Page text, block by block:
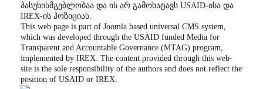
პასუხისმგებლობაა და ის არ გამოხატავს USAID-ისა და
IREX-ის პოზიციას.
This web page is part of Joomla based universal CMS system,
which was developed through the USAID funded Media for
Transparent and Accountable Governance (MTAG) program,
implemented by IREX. The content provided through this web-
site is the sole responsibility of the authors and does not reflect the
position of USAID or IREX.